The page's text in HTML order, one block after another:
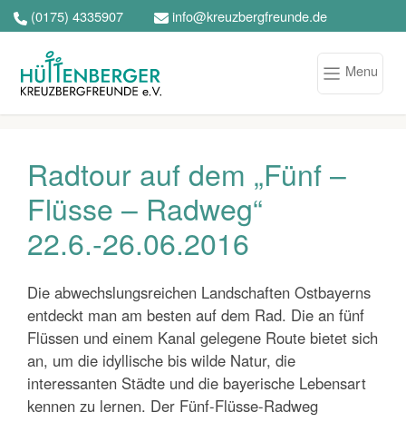
(0175) 4335907 info@kreuzbergfreunde.de
Menu
Radtour auf dem „Fünf –
Flüsse – Radweg“
22.6.-26.06.2016
Die abwechslungsreichen Landschaften Ostbayerns
entdeckt man am besten auf dem Rad. Die an fünf
Flüssen und einem Kanal gelegene Route bietet sich
an, um die idyllische bis wilde Natur, die
interessanten Städte und die bayerische Lebensart
kennen zu lernen. Der Fünf-Flüsse-Radweg